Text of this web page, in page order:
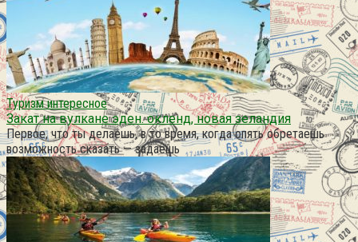
Туризм интересное
Закат на вулкане эден. окленд, новая зеландия
Первое, что ты делаешь, в то время, когда опять обретаешь
возможность сказать — задаёшь